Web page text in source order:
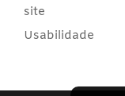
site
Usabilidade